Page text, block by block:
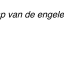
van de